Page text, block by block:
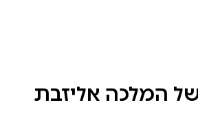
המלכה אליזבת